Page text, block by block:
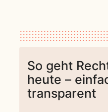
So geht
heute –
transparent